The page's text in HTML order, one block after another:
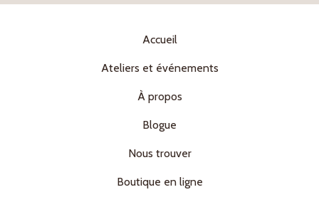
Accueil
Ateliers et événements
À propos
Blogue
Nous trouver
Boutique en ligne